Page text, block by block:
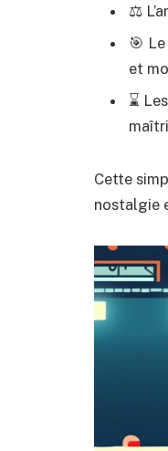
⚖️
🎯
et
⌛
Cette
nostalgie